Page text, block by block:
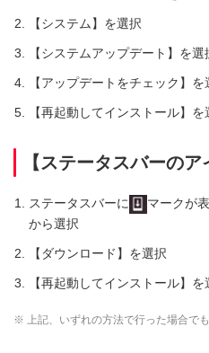
【システム】を選択
【システムアップデート】を選
【アップデートをチェック】を
【再起動してインストール】を
【ステータスバーの
ステータスバーに
マークが
から選択
【ダウンロード】を選択
【再起動してインストール】を
※ 上記、いずれの方法で行った場合で